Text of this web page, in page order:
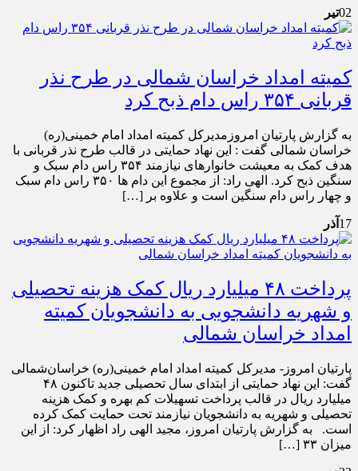
02تیر
کمیته امداد خراسان‌ شمالی در طرح نذر
قربانی ۳۵۴ راس دام ذبح کرد
به گزارش پارتیان امروزمدیرکل کمیته امداد امام خمینی(ره)
خراسان شمالی گفت : این نهاد حمایتی در قالب طرح نذر قربانی با
هدف کمک به معیشت خانوارهای نیازمند ۳۵۴ راس دام سبک و
سنگین ذبح کرد. الهی راد: از مجموع این دام ها ۳۵۰ راس دام سبک
و چهار راس دام سنگین است و علاوه بر […]
17 آذر
پرداخت ۴۸ میلیارد ریال کمک هزینه تحصیلی
و شهریه دانشجویی به دانشجویان کمیته
امداد خراسان شمالی
پارتیان امروز- مدیرکل کمیته امداد امام خمینی(ره) خراسان‌شمالی
گفت: این نهاد حمایتی از ابتدای سال تحصیلی جدید تاکنون ۴۸
میلیارد ریال در قالب پرداخت تسهیلات کم بهره و کمک هزینه
تحصیلی و شهریه به دانشجویان نیازمند تحت حمایت کمک کرده
است. به گزارش پارتیان امروز، مجید الهی راد اظهار کرد: از این
میزان ۳۳ […]